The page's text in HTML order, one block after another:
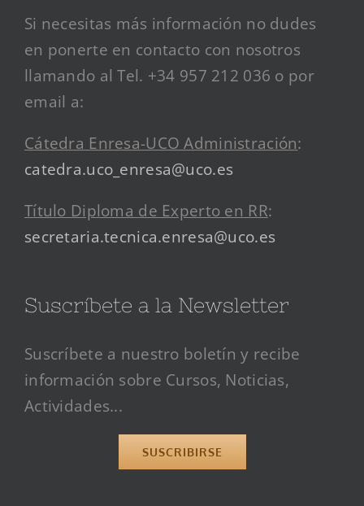
Si necesitas más información no dudes
en ponerte en contacto con nosotros
llamando al Tel. +34 957 212 036 o por
email a:
Cátedra Enresa-UCO Administración:
catedra.uco_enresa@uco.es
Título Diploma de Experto en RR:
secretaria.tecnica.enresa@uco.es
Suscríbete a la Newsletter
Suscríbete a nuestro boletín y recibe
información sobre Cursos, Noticias,
Actividades...
SUSCRIBIRSE